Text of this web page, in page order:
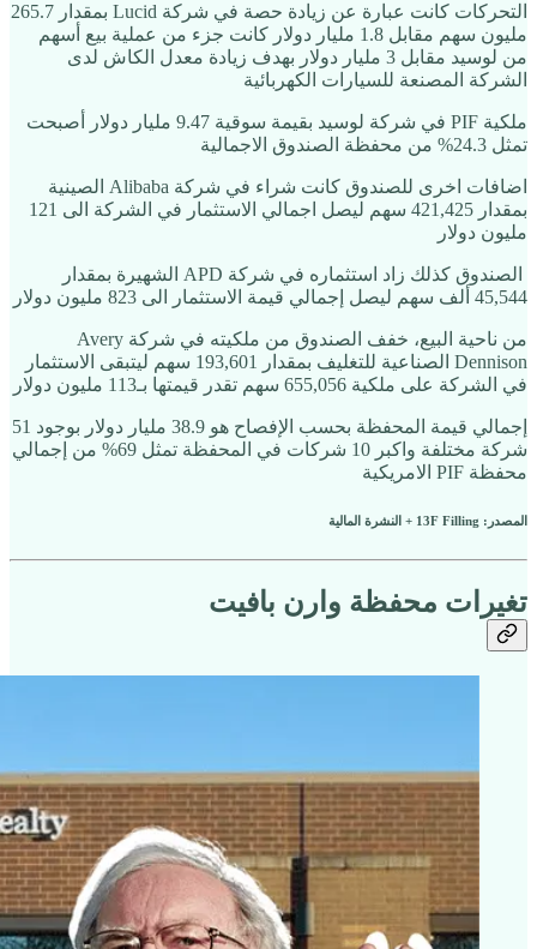
التحركات كانت عبارة عن زيادة حصة في شركة Lucid بمقدار 265.7
مليون سهم مقابل 1.8 مليار دولار كانت جزء من عملية بيع أسهم
من لوسيد مقابل 3 مليار دولار بهدف زيادة معدل الكاش لدى
الشركة المصنعة للسيارات الكهربائية
ملكية PIF في شركة لوسيد بقيمة سوقية 9.47 مليار دولار أصبحت
تمثل 24.3% من محفظة الصندوق الاجمالية
اضافات اخرى للصندوق كانت شراء في شركة Alibaba الصينية
بمقدار 421,425 سهم ليصل اجمالي الاستثمار في الشركة الى 121
مليون دولار
الصندوق كذلك زاد استثماره في شركة APD الشهيرة بمقدار
45,544 ألف سهم ليصل إجمالي قيمة الاستثمار الى 823 مليون دولار
من ناحية البيع، خفف الصندوق من ملكيته في شركة Avery
Dennison الصناعية للتغليف بمقدار 193,601 سهم ليتبقى الاستثمار
في الشركة على ملكية 655,056 سهم تقدر قيمتها بـ113 مليون دولار
إجمالي قيمة المحفظة بحسب الإفصاح هو 38.9 مليار دولار بوجود 51
شركة مختلفة واكبر 10 شركات في المحفظة تمثل 69% من إجمالي
محفظة PIF الامريكية
المصدر: 13F Filling + النشرة المالية
تغيرات محفظة وارن بافيت